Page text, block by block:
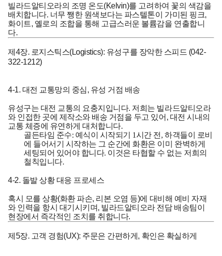
빌라드알티오라의 조명 온도(Kelvin)를 고려하여 꽃의 색감을
배치합니다. 너무 쨍한 원색보다는 파스텔톤이 가미된 핑크,
화이트, 옐로의 조합을 통해 고급스러운 볼륨감을 연출합니
다.
제4장. 로지스틱스(Logistics): 유성구를 장악한 스피드 (042-
322-1212)
4-1. 대전 교통망의 중심, 유성 거점 배송
유성구는 대전 교통의 요충지입니다. 저희는 빌라드알티오라
와 인접한 곳에 제작소와 배송 거점을 두고 있어, 대전 시내의
교통 체증에 유연하게 대처합니다.
골든타임 준수: 예식이 시작되기 1시간 전, 하객들이 로비
에 들어서기 시작하는 그 순간에 화환은 이미 완벽하게
세팅되어 있어야 합니다. 이것은 타협할 수 없는 저희의
철칙입니다.
4-2. 돌발 상황 대응 프로세스
혹시 모를 상황(화환 파손, 리본 오염 등)에 대비해 예비 자재
와 인력을 항시 대기시키며, 빌라드알티오라 전담 배송팀이
현장에서 즉각적인 조치를 취합니다.
제5장. 고객 경험(UX): 주문은 간편하게, 확인은 확실하게